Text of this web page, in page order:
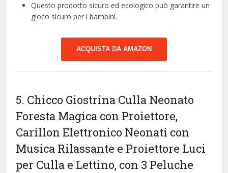
Questo prodotto sicuro ed ecologico può garantire un
gioco sicuro per i bambini.
ACQUISTA DA AMAZON
5. Chicco Giostrina Culla Neonato
Foresta Magica con Proiettore,
Carillon Elettronico Neonati con
Musica Rilassante e Proiettore Luci
per Culla e Lettino, con 3 Peluche